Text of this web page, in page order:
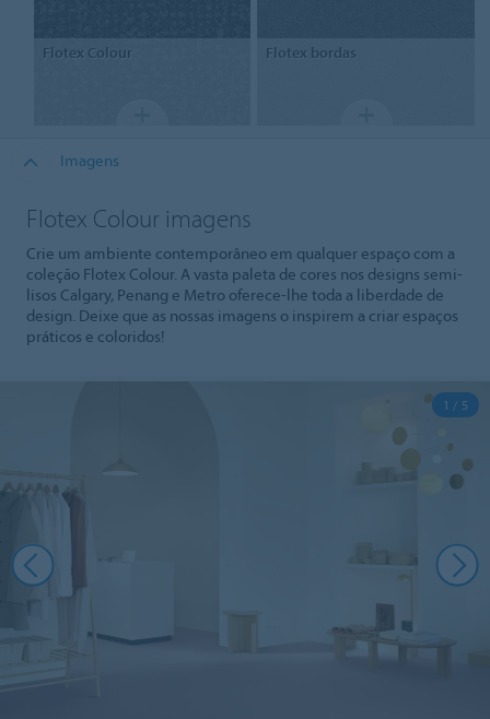
Flotex Colour Flotex bordas
Imagens
Flotex Colour imagens
Crie um ambiente contemporâneo em qualquer espaço com a
coleção Flotex Colour. A vasta paleta de cores nos designs semi-
lisos Calgary, Penang e Metro oferece-lhe toda a liberdade de
design. Deixe que as nossas imagens o inspirem a criar espaços
práticos e coloridos!
1 / 5